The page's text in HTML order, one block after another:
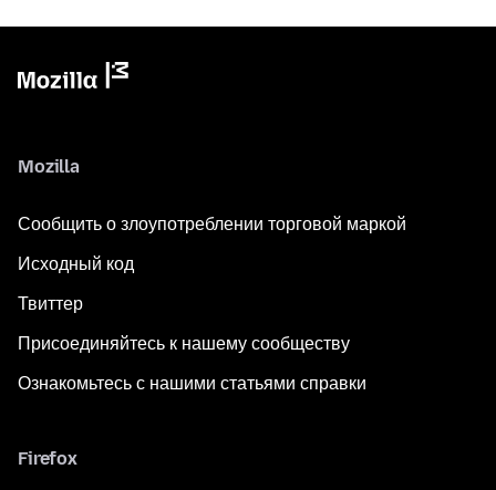
Mozilla
Сообщить о злоупотреблении торговой маркой
Исходный код
Твиттер
Присоединяйтесь к нашему сообществу
Ознакомьтесь с нашими статьями справки
Firefox